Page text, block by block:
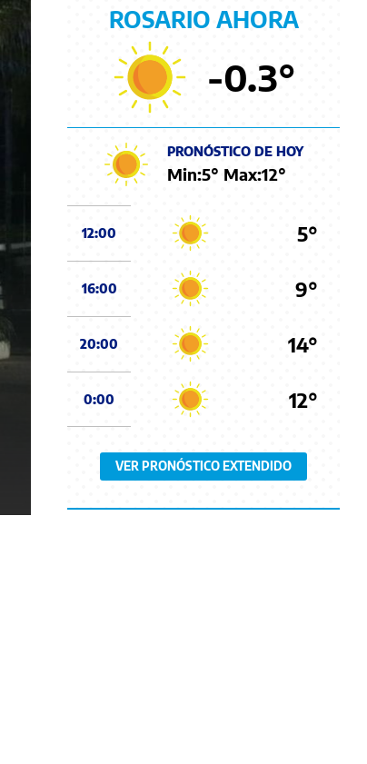
ROSARIO AHORA
-0.3°
PRONÓSTICO DE HOY
Min:5° Max:12°
12:00 5°
16:00 9°
20:00 14°
0:00 12°
VER PRONÓSTICO EXTENDIDO